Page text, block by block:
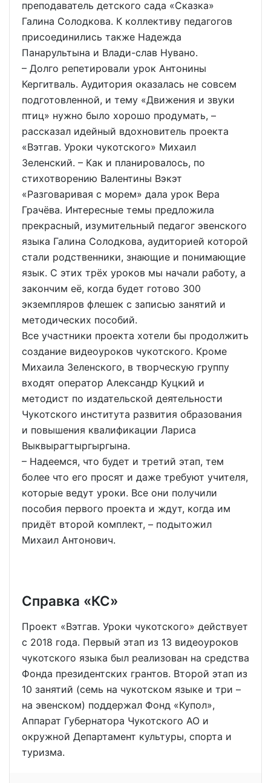
преподаватель детского сада «Сказка»
Галина Солодкова. К коллективу педагогов
присоединились также Надежда
Панарультына и Влади-слав Нувано.
– Долго репетировали урок Антонины
Кергитваль. Аудитория оказалась не совсем
подготовленной, и тему «Движения и звуки
птиц» нужно было хорошо продумать, –
рассказал идейный вдохновитель проекта
«Вэтгав. Уроки чукотского» Михаил
Зеленский. – Как и планировалось, по
стихотворению Валентины Вэкэт
«Разговаривая с морем» дала урок Вера
Грачёва. Интересные темы предложила
прекрасный, изумительный педагог эвенского
языка Галина Солодкова, аудиторией которой
стали родственники, знающие и понимающие
язык. С этих трёх уроков мы начали работу, а
закончим её, когда будет готово 300
экземпляров флешек с записью занятий и
методических пособий.
Все участники проекта хотели бы продолжить
создание видеоуроков чукотского. Кроме
Михаила Зеленского, в творческую группу
входят оператор Александр Куцкий и
методист по издательской деятельности
Чукотского института развития образования
и повышения квалификации Лариса
Выквырагтыргыргына.
– Надеемся, что будет и третий этап, тем
более что его просят и даже требуют учителя,
которые ведут уроки. Все они получили
пособия первого проекта и ждут, когда им
придёт второй комплект, – подытожил
Михаил Антонович.
Справка «КС»
Проект «Вэтгав. Уроки чукотского» действует
с 2018 года. Первый этап из 13 видеоуроков
чукотского языка был реализован на средства
Фонда президентских грантов. Второй этап из
10 занятий (семь на чукотском языке и три –
на эвенском) поддержал Фонд «Купол»,
Аппарат Губернатора Чукотского АО и
окружной Департамент культуры, спорта и
туризма.